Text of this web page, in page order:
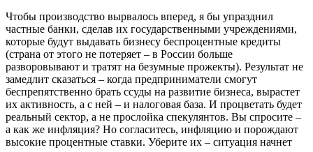
Чтобы производство вырвалось вперед, я бы упразднил
частные банки, сделав их государственными учреждениями,
которые будут выдавать бизнесу беспроцентные кредиты
(страна от этого не потеряет – в России больше
разворовывают и тратят на безум­ные прожекты). Результат не
замедлит сказаться – когда предприниматели смогут
беспрепятственно брать ссуды на развитие бизнеса, вырастет
их активность, а с ней – и налоговая база. И процветать будет
реальный сектор, а не прослойка спекулянтов. Вы спросите –
а как же инфляция? Но согласитесь, инфляцию и порождают
высокие процентные ставки. Уберите их – ситуация начнет